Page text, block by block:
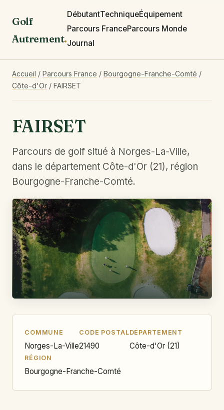
Golf
Autrement.
DébutantTechniqueÉquipement
Parcours FranceParcours Monde
Journal
Accueil / Parcours France / Bourgogne-Franche-Comté /
Côte-d'Or / FAIRSET
FAIRSET
Parcours de golf situé à Norges-La-Ville,
dans le département Côte-d'Or (21), région
Bourgogne-Franche-Comté.
COMMUNE
Norges-La-Ville
CODE POSTAL
21490
DÉPARTEMENT
Côte-d'Or (21)
RÉGION
Bourgogne-Franche-Comté